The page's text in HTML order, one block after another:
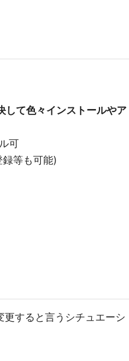
て色々インストールやア
可
等も可能)
すると言うシチュエーシ